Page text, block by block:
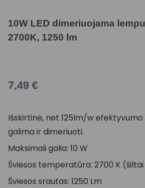
10W LED dimeriuojama
2700K, 1250 lm
7,49 €
Išskirtinė, net 125lm/w
galima ir dimeriuoti.
Maksimali galia: 10 W
Šviesos temperatūra: 2700 K
Šviesos srautas: 1250 Lm